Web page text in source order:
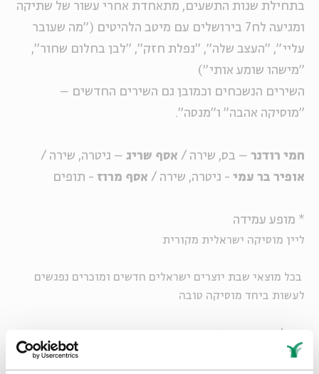
בתחילת שנות התשעים, מתאחדת אחרי עשור של שתיקה
ומגיעה לח7 בירושלים עם מיטב הלהיטים ("מה שעובר
עליי", "העצב שלה", "נפלת חזק", "לבן בחלום שחור",
"מישהו שומע אותי")
השירים הנשכחים וכמובן גם השירים החדשים –
"מוסיקה אהבה" ו"מנסה".
חמי רודנר – בס, שירה / אסף שריג – גיטרה, שירה /
אופיר בר עמי - גיטרה, שירה / אסף מרוז - תופים
* מופע עמידה
ליין מוסיקה ישראלית מקורית
בכל מוצאי שבת יוצרים ישראלים חדשים ומוכרים נפגשים
לעשות ביחד מוסיקה טובה
מנהל אמנותי: שאנן סטריט